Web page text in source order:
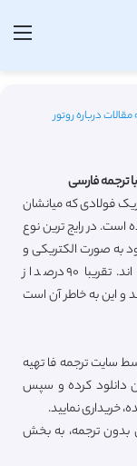
درباره روتور
فولادی که میانشان
در رایج ترین نوع
به صورت الکتریکی و
مکانیکی بوسیله حلقه هایی به هم متصل شده اند. تقریبا ۹۰ درصد از
و این به خاطر آن است
سایت ترجمه فا تهیه
دانلود کرده و سپس
خریداری نمایید.
بدون ترجمه، به بخش